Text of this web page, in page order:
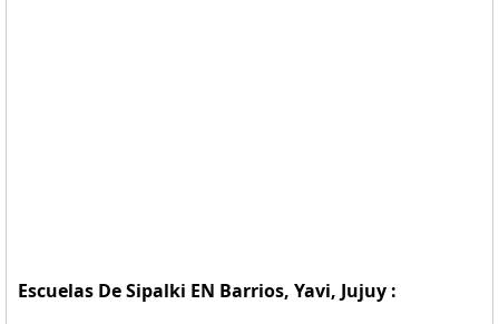
Escuelas De Sipalki EN Barrios, Yavi, Jujuy :